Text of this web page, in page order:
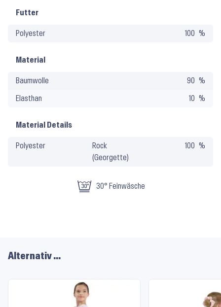
Material
Pflege
Futter
Polyester 100
Material
Baumwolle 90
Elasthan 10
Material Details
Polyester
Rock
(Georgette)
100
30° Feinwäsche
Alternativ …